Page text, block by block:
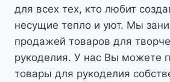
для всех тех, кто любит
несущие тепло и уют. Мы
продажей товаров для
рукоделия. У нас Вы можете
товары для рукоделия